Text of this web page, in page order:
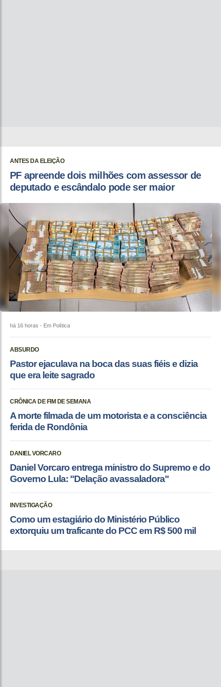
ANTES DA ELEIÇÃO
PF apreende dois milhões com assessor de
deputado e escândalo pode ser maior
há 16 horas - Em Política
ABSURDO
Pastor ejaculava na boca das suas fiéis e dizia
que era leite sagrado
CRÔNICA DE FIM DE SEMANA
A morte filmada de um motorista e a consciência
ferida de Rondônia
DANIEL VORCARO
Daniel Vorcaro entrega ministro do Supremo e do
Governo Lula: "Delação avassaladora"
INVESTIGAÇÃO
Como um estagiário do Ministério Público
extorquiu um traficante do PCC em R$ 500 mil